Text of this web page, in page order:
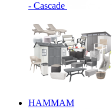
- Cascade
HAMMAM